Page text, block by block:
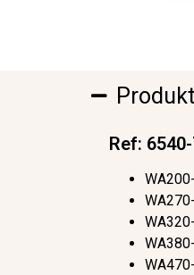
Ref: